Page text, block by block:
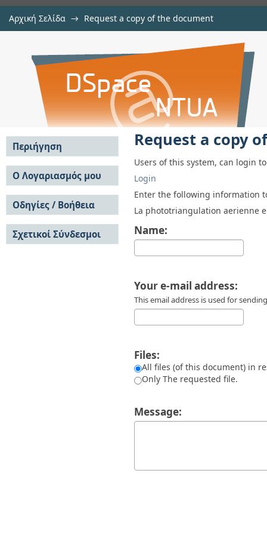
Αρχική Σελίδα → Request a copy of the document
Request a copy of the document
Request a copy
Users of this system, can login
Login
Enter the following information
La phototriangulation aerienne
Name:
Your e-mail address:
This email address is used for
Files:
All files (of this document) in
Only The requested file.
Message:
Περιήγηση
Σε όλο το DSpace
Κοινότητες & Συλλογές
Ανά Ημερομηνία
Έκδοσης
Συγγραφείς
Τίτλοι
Θέματα
Ο Λογαριασμός μου
Σύνδεση
Εγγραφή
Οδηγίες / Βοήθεια
Οδηγίες Υποβολής
Οδηγίες Χρήσης ΙΑ
Συχνές Ερωτήσεις
Σχετικοί Σύνδεσμοι